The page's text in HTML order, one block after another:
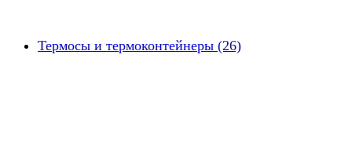
Термосы и термоконтейнеры (26)